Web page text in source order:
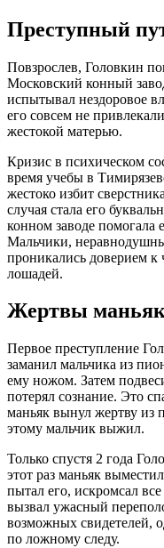
Преступный
Повзрослев, Головкин
Московский конный
испытывал нездоровое
его совсем не
жестокой матерью.
Кризис в психическом
время учебы в
жестоко избит
случая стала его
конном заводе помогала
Мальчики,
проникались доверием к
лошадей.
Жертвы
Первое преступление
заманил мальчика из
ему ножом. Затем
потерял сознание. Это
маньяк вынул жертву из
этому мальчик выжил.
Только спустя 2 года
этот раз маньяк
пытал его, искромсал
вызвал ужасный
возможных свидетелей,
по ложному следу.